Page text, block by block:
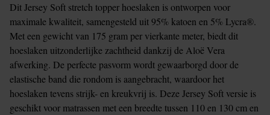
Dit Jersey Soft stretch topper hoeslaken is ontworpen voor
maximale kwaliteit, samengesteld uit 95% katoen en 5% Lycra®.
Met een gewicht van 175 gram per vierkante meter, biedt dit
hoeslaken uitzonderlijke zachtheid dankzij de Aloë Vera
afwerking. De perfecte pasvorm wordt gewaarborgd door de
elastische band die rondom is aangebracht, waardoor het
hoeslaken tevens strijk- en kreukvrij is. Deze Jersey Soft versie is
geschikt voor matrassen met een breedte tussen 110 en 130 cm en